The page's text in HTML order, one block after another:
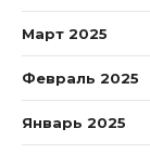
Март 2025
Февраль 2025
Январь 2025